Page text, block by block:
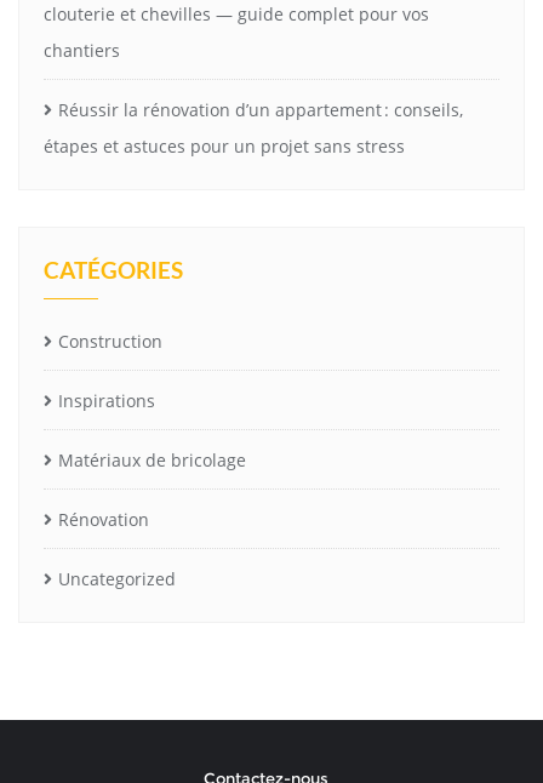
clouterie et chevilles — guide complet pour vos
chantiers
Réussir la rénovation d’un appartement : conseils,
étapes et astuces pour un projet sans stress
CATÉGORIES
Construction
Inspirations
Matériaux de bricolage
Rénovation
Uncategorized
Contactez-nous